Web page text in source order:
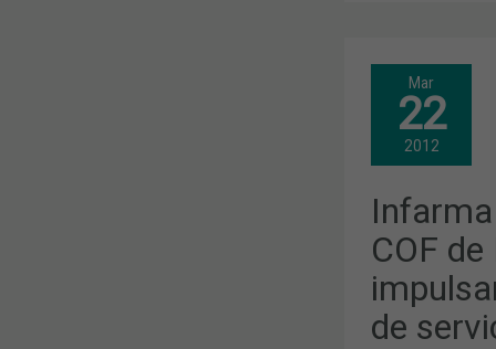
Mar
22
2012
COF
de
INFARMA
MADRID
2012.
LOS
COF
DE
MADRID
BARCELONA
IMPULSARÁN
UNA
NUEVA
DE
SERVICIOS
DE
LA